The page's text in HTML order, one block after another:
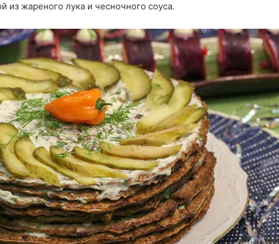
из жареного лука и чесночного соуса.